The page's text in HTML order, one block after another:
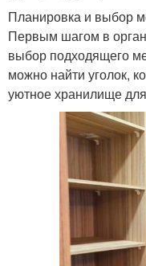
Планировка и выбор
Первым шагом в
выбор подходящего
можно найти уголок,
уютное хранилище